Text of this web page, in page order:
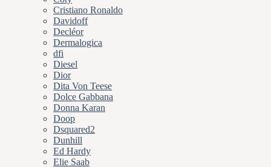
Cristiano Ronaldo
Davidoff
Decléor
Dermalogica
dfi
Diesel
Dior
Dita Von Teese
Dolce Gabbana
Donna Karan
Doop
Dsquared2
Dunhill
Ed Hardy
Elie Saab